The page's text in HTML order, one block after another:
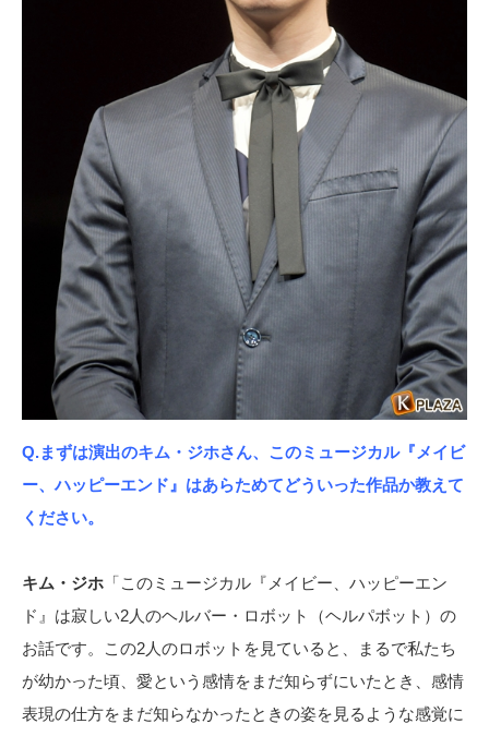
Q.まずは演出のキム・ジホさん、このミュージカル『メイビ
ー、ハッピーエンド』はあらためてどういった作品か教えて
ください。
キム・ジホ 「このミュージカル『メイビー、ハッピーエン
ド』は寂しい2人のヘルバー・ロボット（ヘルパボット）の
お話です。この2人のロボットを見ていると、まるで私たち
が幼かった頃、愛という感情をまだ知らずにいたとき、感情
表現の仕方をまだ知らなかったときの姿を見るような感覚に